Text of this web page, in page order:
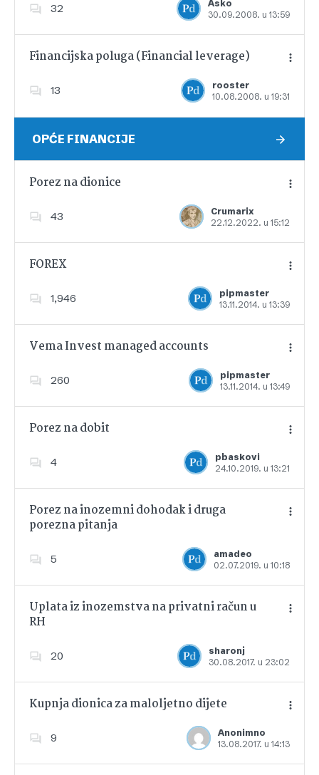
32
Asko
30.09.2008. u 13:59
Dodajte u favorite
Financijska poluga (Financial leverage)
13
rooster
10.08.2008. u 19:31
Dodajte u favorite
OPĆE FINANCIJE
Porez na dionice
43
Crumarix
22.12.2022. u 15:12
Dodajte u favorite
FOREX
1,946
pipmaster
13.11.2014. u 13:39
Dodajte u favorite
Vema Invest managed accounts
260
pipmaster
13.11.2014. u 13:49
Dodajte u favorite
Porez na dobit
4
pbaskovi
24.10.2019. u 13:21
Dodajte u favorite
Porez na inozemni dohodak i druga
porezna pitanja
5
amadeo
02.07.2019. u 10:18
Dodajte u favorite
Uplata iz inozemstva na privatni račun u
RH
20
sharonj
30.08.2017. u 23:02
Dodajte u favorite
Kupnja dionica za maloljetno dijete
9
Anonimno
13.08.2017. u 14:13
Dodajte u favorite